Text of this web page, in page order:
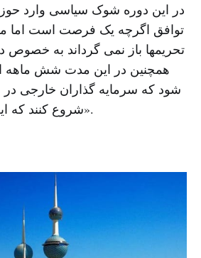
در این دوره شوک سیاسی وارد
توافق اگرچه یک فرصت است اما ما
تحریمها باز نمی گرداند به
همچنین در این مدت شش ماهه
شود که سرمایه گذاران خارجی در
شروع کنند که این نقطه مثبتی است».